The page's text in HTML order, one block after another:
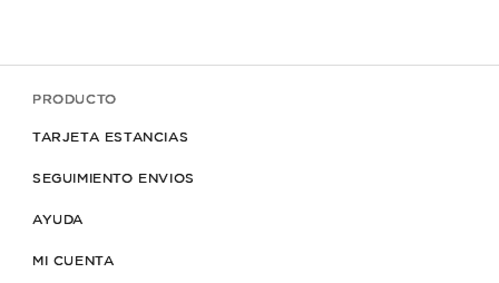
PRODUCTO
TARJETA ESTANCIAS
SEGUIMIENTO ENVIOS
AYUDA
MI CUENTA